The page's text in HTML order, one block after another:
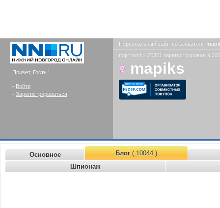
Привет, Гость !
- Войти
- Зарегистрироваться
Персональный сайт пользователя
портрет № 70301 зарегистрирован в
mapiks
Основное Блог( 10044 )
Шпионаж